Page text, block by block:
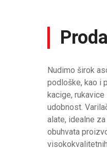
Nudimo širok
podloške, kao i
kacige,
udobnost.
alate, idealne
obuhvata